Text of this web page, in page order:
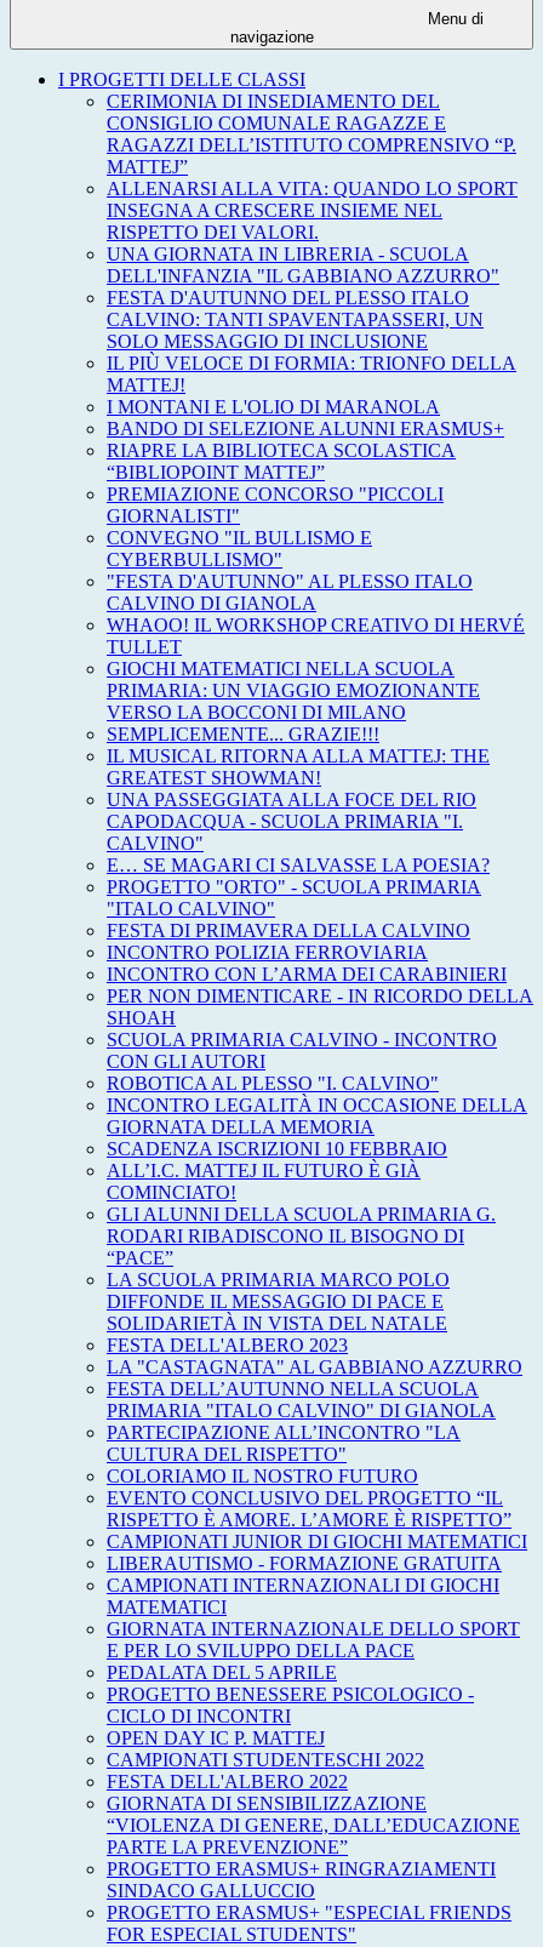
Menu di
navigazione
I PROGETTI DELLE CLASSI
CERIMONIA DI INSEDIAMENTO DEL
CONSIGLIO COMUNALE RAGAZZE E
RAGAZZI DELL’ISTITUTO COMPRENSIVO “P.
MATTEJ”
ALLENARSI ALLA VITA: QUANDO LO SPORT
INSEGNA A CRESCERE INSIEME NEL
RISPETTO DEI VALORI.
UNA GIORNATA IN LIBRERIA - SCUOLA
DELL'INFANZIA "IL GABBIANO AZZURRO"
FESTA D'AUTUNNO DEL PLESSO ITALO
CALVINO: TANTI SPAVENTAPASSERI, UN
SOLO MESSAGGIO DI INCLUSIONE
IL PIÙ VELOCE DI FORMIA: TRIONFO DELLA
MATTEJ!
I MONTANI E L'OLIO DI MARANOLA
BANDO DI SELEZIONE ALUNNI ERASMUS+
RIAPRE LA BIBLIOTECA SCOLASTICA
“BIBLIOPOINT MATTEJ”
PREMIAZIONE CONCORSO "PICCOLI
GIORNALISTI"
CONVEGNO "IL BULLISMO E
CYBERBULLISMO"
"FESTA D'AUTUNNO" AL PLESSO ITALO
CALVINO DI GIANOLA
WHAOO! IL WORKSHOP CREATIVO DI HERVÉ
TULLET
GIOCHI MATEMATICI NELLA SCUOLA
PRIMARIA: UN VIAGGIO EMOZIONANTE
VERSO LA BOCCONI DI MILANO
SEMPLICEMENTE... GRAZIE!!!
IL MUSICAL RITORNA ALLA MATTEJ: THE
GREATEST SHOWMAN!
UNA PASSEGGIATA ALLA FOCE DEL RIO
CAPODACQUA - SCUOLA PRIMARIA "I.
CALVINO"
E… SE MAGARI CI SALVASSE LA POESIA?
PROGETTO "ORTO" - SCUOLA PRIMARIA
"ITALO CALVINO"
FESTA DI PRIMAVERA DELLA CALVINO
INCONTRO POLIZIA FERROVIARIA
INCONTRO CON L’ARMA DEI CARABINIERI
PER NON DIMENTICARE - IN RICORDO DELLA
SHOAH
SCUOLA PRIMARIA CALVINO - INCONTRO
CON GLI AUTORI
ROBOTICA AL PLESSO "I. CALVINO"
INCONTRO LEGALITÀ IN OCCASIONE DELLA
GIORNATA DELLA MEMORIA
SCADENZA ISCRIZIONI 10 FEBBRAIO
ALL’I.C. MATTEJ IL FUTURO È GIÀ
COMINCIATO!
GLI ALUNNI DELLA SCUOLA PRIMARIA G.
RODARI RIBADISCONO IL BISOGNO DI
“PACE”
LA SCUOLA PRIMARIA MARCO POLO
DIFFONDE IL MESSAGGIO DI PACE E
SOLIDARIETÀ IN VISTA DEL NATALE
FESTA DELL'ALBERO 2023
LA "CASTAGNATA" AL GABBIANO AZZURRO
FESTA DELL’AUTUNNO NELLA SCUOLA
PRIMARIA "ITALO CALVINO" DI GIANOLA
PARTECIPAZIONE ALL’INCONTRO "LA
CULTURA DEL RISPETTO"
COLORIAMO IL NOSTRO FUTURO
EVENTO CONCLUSIVO DEL PROGETTO “IL
RISPETTO È AMORE. L’AMORE È RISPETTO”
CAMPIONATI JUNIOR DI GIOCHI MATEMATICI
LIBERAUTISMO - FORMAZIONE GRATUITA
CAMPIONATI INTERNAZIONALI DI GIOCHI
MATEMATICI
GIORNATA INTERNAZIONALE DELLO SPORT
E PER LO SVILUPPO DELLA PACE
PEDALATA DEL 5 APRILE
PROGETTO BENESSERE PSICOLOGICO -
CICLO DI INCONTRI
OPEN DAY IC P. MATTEJ
CAMPIONATI STUDENTESCHI 2022
FESTA DELL'ALBERO 2022
GIORNATA DI SENSIBILIZZAZIONE
“VIOLENZA DI GENERE, DALL’EDUCAZIONE
PARTE LA PREVENZIONE”
PROGETTO ERASMUS+ RINGRAZIAMENTI
SINDACO GALLUCCIO
PROGETTO ERASMUS+ "ESPECIAL FRIENDS
FOR ESPECIAL STUDENTS"